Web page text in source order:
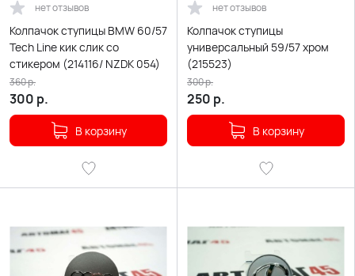
нет отзывов
Колпачок ступицы BMW 60/57
Tech Line кик слик со
стикером (214116/ NZDK 054)
300 р.
360р.
В корзину
нет отзывов
Колпачок ступицы
универсальный 59/57 хром
(215523)
250 р.
300р.
В корзину